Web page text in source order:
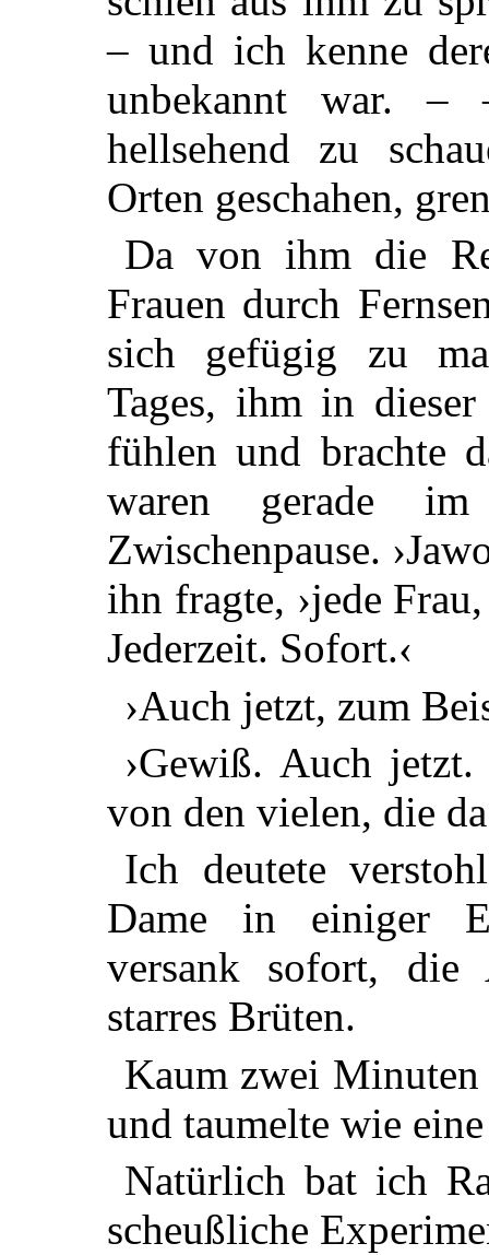
– und ich kenne
unbekannt war. –
hellsehend zu
Orten geschahen,
Da von ihm die
Frauen durch
sich gefügig zu
Tages, ihm in
fühlen und brachte
waren gerade
Zwischenpause.
ihn fragte, ›jede
Jederzeit. Sofort.‹
›Auch jetzt, zum
›Gewiß. Auch
von den vielen, die
Ich deutete
Dame in einiger
versank sofort, die
starres Brüten.
Kaum zwei Minuten
und taumelte wie
Natürlich bat ich
scheußliche